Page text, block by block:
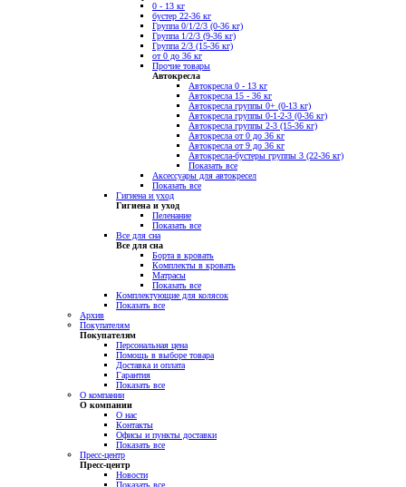
0 - 13 кг
бустер 22-36 кг
Группа 0/1/2/3 (0-36 кг)
Группа 1/2/3 (9-36 кг)
Группа 2/3 (15-36 кг)
от 0 до 36 кг
Прочие товары
Автокресла
Автокресла 0 - 13 кг
Автокресла 15 - 36 кг
Автокресла группы 0+ (0-13 кг)
Автокресла группы 0-1-2-3 (0-36 кг)
Автокресла группы 2-3 (15-36 кг)
Автокресла от 0 до 36 кг
Автокресла от 9 до 36 кг
Автокресла-бустеры группы 3 (22-36 кг)
Показать все
Аксессуары для автокресел
Показать все
Гигиена и уход
Гигиена и уход
Пеленание
Показать все
Все для сна
Все для сна
Борта в кровать
Комплекты в кровать
Матрасы
Показать все
Комплектующие для колясок
Показать все
Архив
Покупателям
Покупателям
Персональная цена
Помощь в выборе товара
Доставка и оплата
Гарантия
Показать все
О компании
О компании
О нас
Контакты
Офисы и пункты доставки
Показать все
Пресс-центр
Пресс-центр
Новости
Показать все